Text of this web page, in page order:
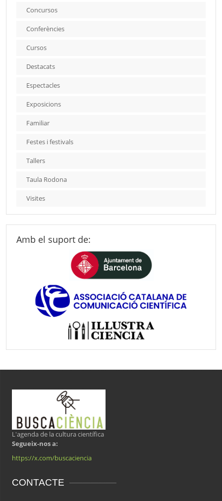
Concursos
Conferències
Cursos
Destacats
Espectacles
Exposicions
Familiar
Festes i festivals
Tallers
Taula Rodona
Visites
Amb el suport de:
L'agenda de la cultura científica
Segueix-nos a:
https://x.com/buscaciencia
CONTACTE